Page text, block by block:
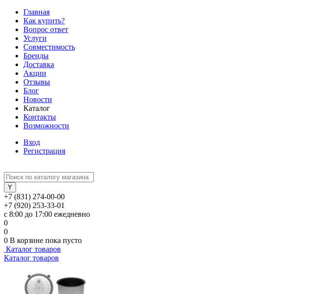
Главная
Как купить?
Вопрос ответ
Услуги
Совместимость
Бренды
Доставка
Акции
Отзывы
Блог
Новости
Каталог
Контакты
Возможности
Вход
Регистрация
+7 (831) 274-00-00
+7 (920) 253-33-01
с 8:00 до 17:00 ежедневно
0
0
0 В корзине пока пусто
Каталог товаров
Каталог товаров